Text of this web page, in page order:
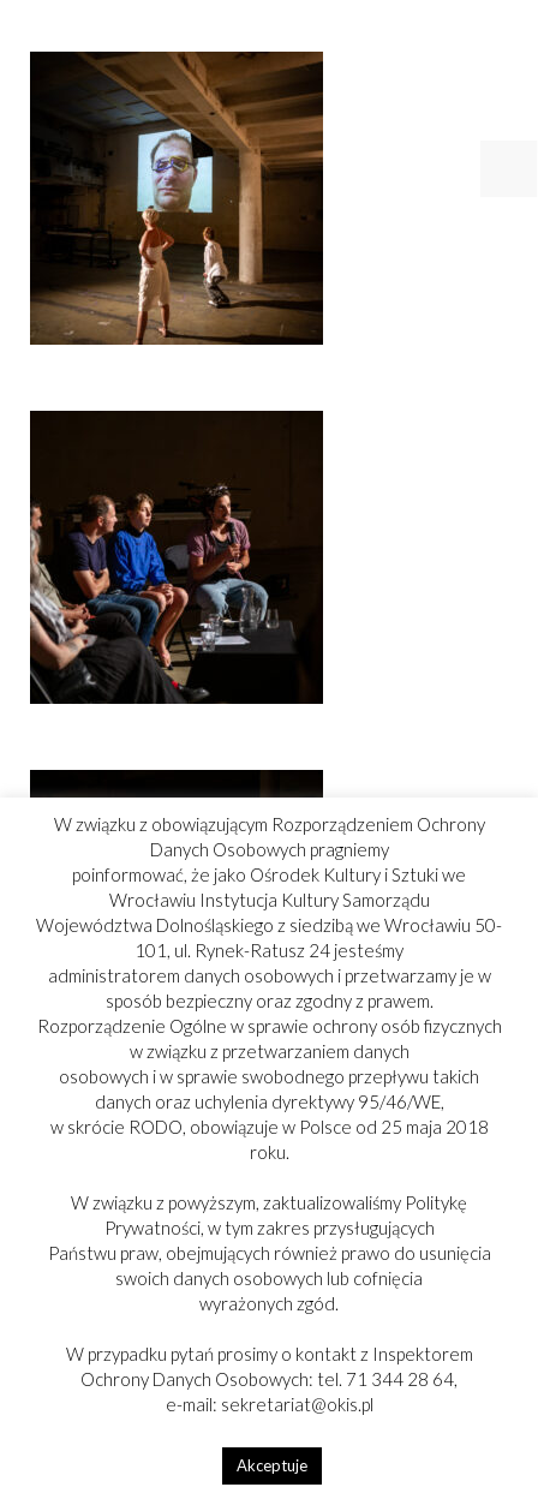
W związku z obowiązującym Rozporządzeniem Ochrony
Danych Osobowych pragniemy
poinformować, że jako Ośrodek Kultury i Sztuki we
Wrocławiu Instytucja Kultury Samorządu
Województwa Dolnośląskiego z siedzibą we Wrocławiu 50-
101, ul. Rynek-Ratusz 24 jesteśmy
administratorem danych osobowych i przetwarzamy je w
sposób bezpieczny oraz zgodny z prawem.
Rozporządzenie Ogólne w sprawie ochrony osób fizycznych
w związku z przetwarzaniem danych
osobowych i w sprawie swobodnego przepływu takich
danych oraz uchylenia dyrektywy 95/46/WE,
w skrócie RODO, obowiązuje w Polsce od 25 maja 2018
roku.
W związku z powyższym, zaktualizowaliśmy Politykę
Prywatności, w tym zakres przysługujących
Państwu praw, obejmujących również prawo do usunięcia
swoich danych osobowych lub cofnięcia
wyrażonych zgód.
W przypadku pytań prosimy o kontakt z Inspektorem
Ochrony Danych Osobowych: tel. 71 344 28 64,
e-mail: sekretariat@okis.pl
Akceptuje